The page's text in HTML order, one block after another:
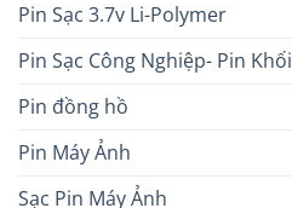
Pin Sạc 3.7v Li-Polymer
Pin Sạc Công Nghiệp- Pin Khối
Pin đồng hồ
Pin Máy Ảnh
Sạc Pin Máy Ảnh